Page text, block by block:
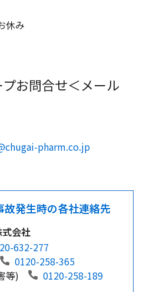
休み
お問合せ＜メール
pharm.co.jp
発生時の各社連絡先
会社
632-277
0120-258-365
等)
0120-258-189